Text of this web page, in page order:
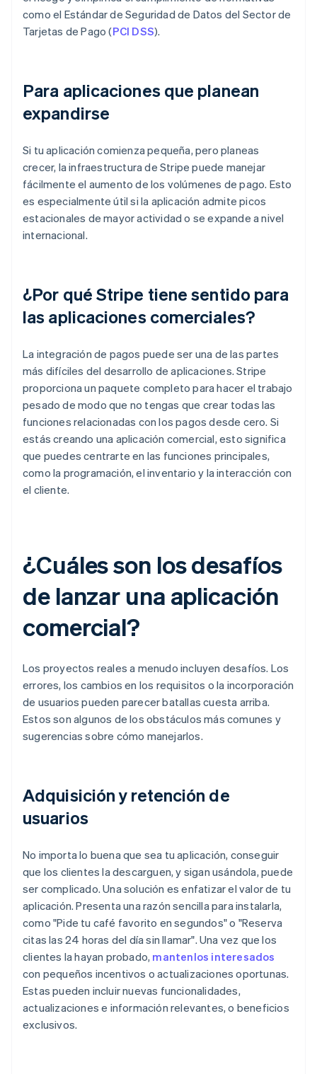
como el Estándar de Seguridad de Datos del Sector de
Tarjetas de Pago (PCI DSS).
Para aplicaciones que planean
expandirse
Si tu aplicación comienza pequeña, pero planeas
crecer, la infraestructura de Stripe puede manejar
fácilmente el aumento de los volúmenes de pago. Esto
es especialmente útil si la aplicación admite picos
estacionales de mayor actividad o se expande a nivel
internacional.
¿Por qué Stripe tiene sentido para
las aplicaciones comerciales?
La integración de pagos puede ser una de las partes
más difíciles del desarrollo de aplicaciones. Stripe
proporciona un paquete completo para hacer el trabajo
pesado de modo que no tengas que crear todas las
funciones relacionadas con los pagos desde cero. Si
estás creando una aplicación comercial, esto significa
que puedes centrarte en las funciones principales,
como la programación, el inventario y la interacción con
el cliente.
¿Cuáles son los desafíos
de lanzar una aplicación
comercial?
Los proyectos reales a menudo incluyen desafíos. Los
errores, los cambios en los requisitos o la incorporación
de usuarios pueden parecer batallas cuesta arriba.
Estos son algunos de los obstáculos más comunes y
sugerencias sobre cómo manejarlos.
Adquisición y retención de
usuarios
No importa lo buena que sea tu aplicación, conseguir
que los clientes la descarguen, y sigan usándola, puede
ser complicado. Una solución es enfatizar el valor de tu
aplicación. Presenta una razón sencilla para instalarla,
como "Pide tu café favorito en segundos" o "Reserva
citas las 24 horas del día sin llamar". Una vez que los
clientes la hayan probado, mantenlos interesados
con pequeños incentivos o actualizaciones oportunas.
Estas pueden incluir nuevas funcionalidades,
actualizaciones e información relevantes, o beneficios
exclusivos.